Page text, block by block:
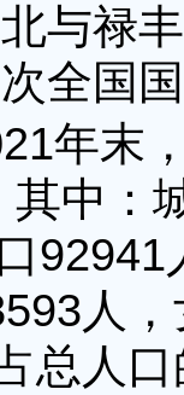
与禄
全国
年末
其中：
人
总人